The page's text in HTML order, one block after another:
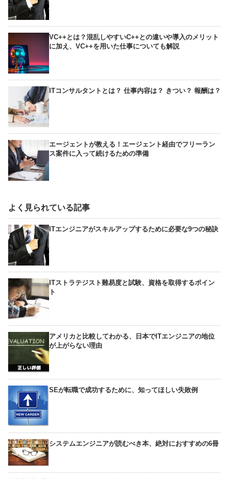
VC++とは？混乱しやすいC++との違いや導入のメリット
に加え、VC++を用いた仕事についても解説
ITコンサルタントとは？ 仕事内容は？ きつい？ 報酬は？
エージェントが教える！エージェント経由でフリーラン
ス案件に入って続けるための準備
よく見られている記事
ITエンジニアがスキルアップするために必要な9つの秘訣
ITストラテジスト難易度と試験、資格を取得するポイン
ト
アメリカと比較してわかる、日本でITエンジニアの地位
が上がらない理由
SEが転職で成功するために、知ってほしい失敗例
システムエンジニアが読むべき本、絶対におすすめの6冊